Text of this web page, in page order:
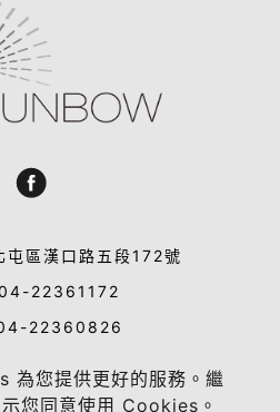
為您提供更好的服務。繼
您同意使用 Cookies。
區漢口路五段172號
22361172
22360826
bow.com